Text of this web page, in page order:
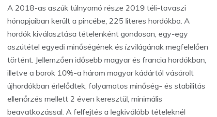
A 2018-as aszúk túlnyomó része 2019 téli-tavaszi
hónapjaiban került a pincébe, 225 literes hordókba. A
hordók kiválasztása tételenként gondosan, egy-egy
aszútétel egyedi minőségének és ízvilágának megfelelően
történt. Jellemzően idősebb magyar és francia hordókban,
illetve a borok 10%-a három magyar kádártól vásárolt
újhordókban érlelődtek, folyamatos minőség- és stabilitás
ellenőrzés mellett 2 éven keresztül, minimális
beavatkozással. A felfejtés a legkiválóbb tételeknél